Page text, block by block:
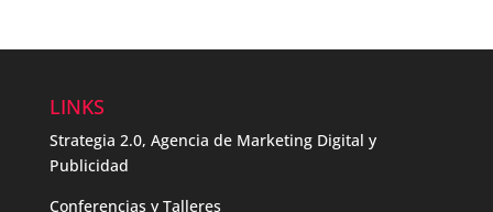
LINKS
Strategia 2.0, Agencia de Marketing Digital y
Publicidad
Conferencias y Talleres